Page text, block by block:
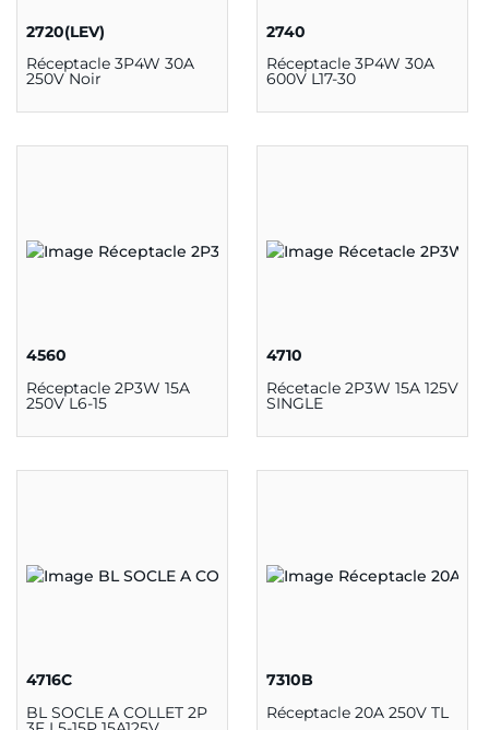
2720(LEV)
Réceptacle 3P4W 30A
250V Noir
2740
Réceptacle 3P4W 30A
600V L17-30
4560
Réceptacle 2P3W 15A
250V L6-15
4710
Récetacle 2P3W 15A 125V
SINGLE
4716C
BL SOCLE A COLLET 2P
7310B
Réceptacle 20A 250V TL